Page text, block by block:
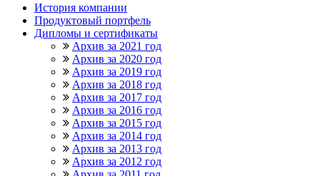
История компании
Продуктовый портфель
Дипломы и сертификаты
Архив за 2021 год
Архив за 2020 год
Архив за 2019 год
Архив за 2018 год
Архив за 2017 год
Архив за 2016 год
Архив за 2015 год
Архив за 2014 год
Архив за 2013 год
Архив за 2012 год